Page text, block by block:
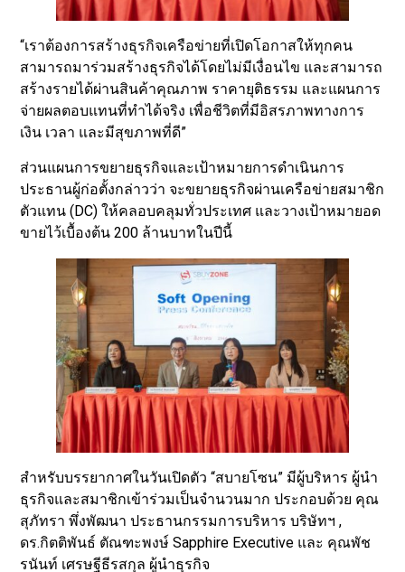
“เราต้องการสร้างธุรกิจเครือข่ายที่เปิดโอกาสให้ทุกคน
สามารถมาร่วมสร้างธุรกิจได้โดยไม่มีเงื่อนไข และสามารถ
สร้างรายได้ผ่านสินค้าคุณภาพ ราคายุติธรรม และแผนการ
จ่ายผลตอบแทนที่ทำได้จริง เพื่อชีวิตที่มีอิสรภาพทางการ
เงิน เวลา และมีสุขภาพที่ดี”
ส่วนแผนการขยายธุรกิจและเป้าหมายการดำเนินการ
ประธานผู้ก่อตั้งกล่าวว่า จะขยายธุรกิจผ่านเครือข่ายสมาชิก
ตัวแทน (DC) ให้คลอบคลุมทั่วประเทศ และวางเป้าหมายอด
ขายไว้เบื้องต้น 200 ล้านบาทในปีนี้
สำหรับบรรยากาศในวันเปิดตัว “สบายโซน” มีผู้บริหาร ผู้นำ
ธุรกิจและสมาชิกเข้าร่วมเป็นจำนวนมาก ประกอบด้วย คุณ
สุภัทรา พึ่งพัฒนา ประธานกรรมการบริหาร บริษัทฯ ,
ดร.กิตติพันธ์ ตัณฑะพงษ์ Sapphire Executive และ คุณพัช
รนันท์ เศรษฐีธีรสกุล ผู้นำธุรกิจ